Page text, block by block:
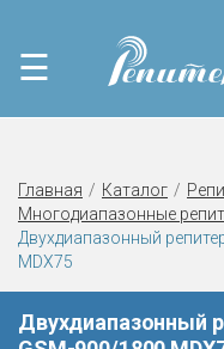
☰
Главная Каталог
Многодиапазонные
Двухдиапазонный
MDX75
Двухдиапазонный